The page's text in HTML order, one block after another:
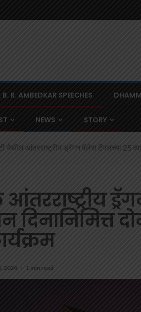
B. R. AMBEDKAR SPEECHES
NEWS STORY
येथील आंतरराष्ट्रीय ड्रॅगन पॅलेस टेंपलच्या 25 व्या
आंतरराष्ट्रीय
दिनानिमित्त
2024 1 min read